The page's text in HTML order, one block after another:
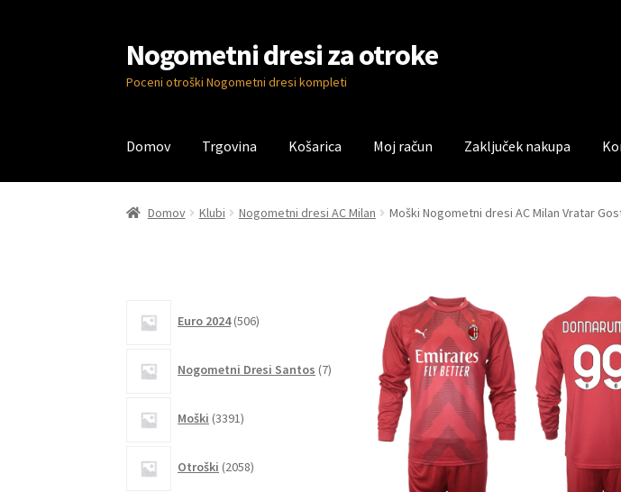
Skip
to
navigation
Skip
to
content
Nogometni dresi za otroke
Poceni otroški Nogometni dresi kompleti
Domov Trgovina Košarica Moj račun Zaključek nakupa
Domov BlogKontaktiraj nas KošaricaMoj račun Trgovina Zaključek nakupa
Domov Klubi Nogometni dresi AC Milan Moški Nogometni dresi AC Milan Vratar
Euro 2024 506izdelkov
Nogometni Dresi Santos 7izdelkov
Moški 3391izdelkov
Otroški 2058izdelkov